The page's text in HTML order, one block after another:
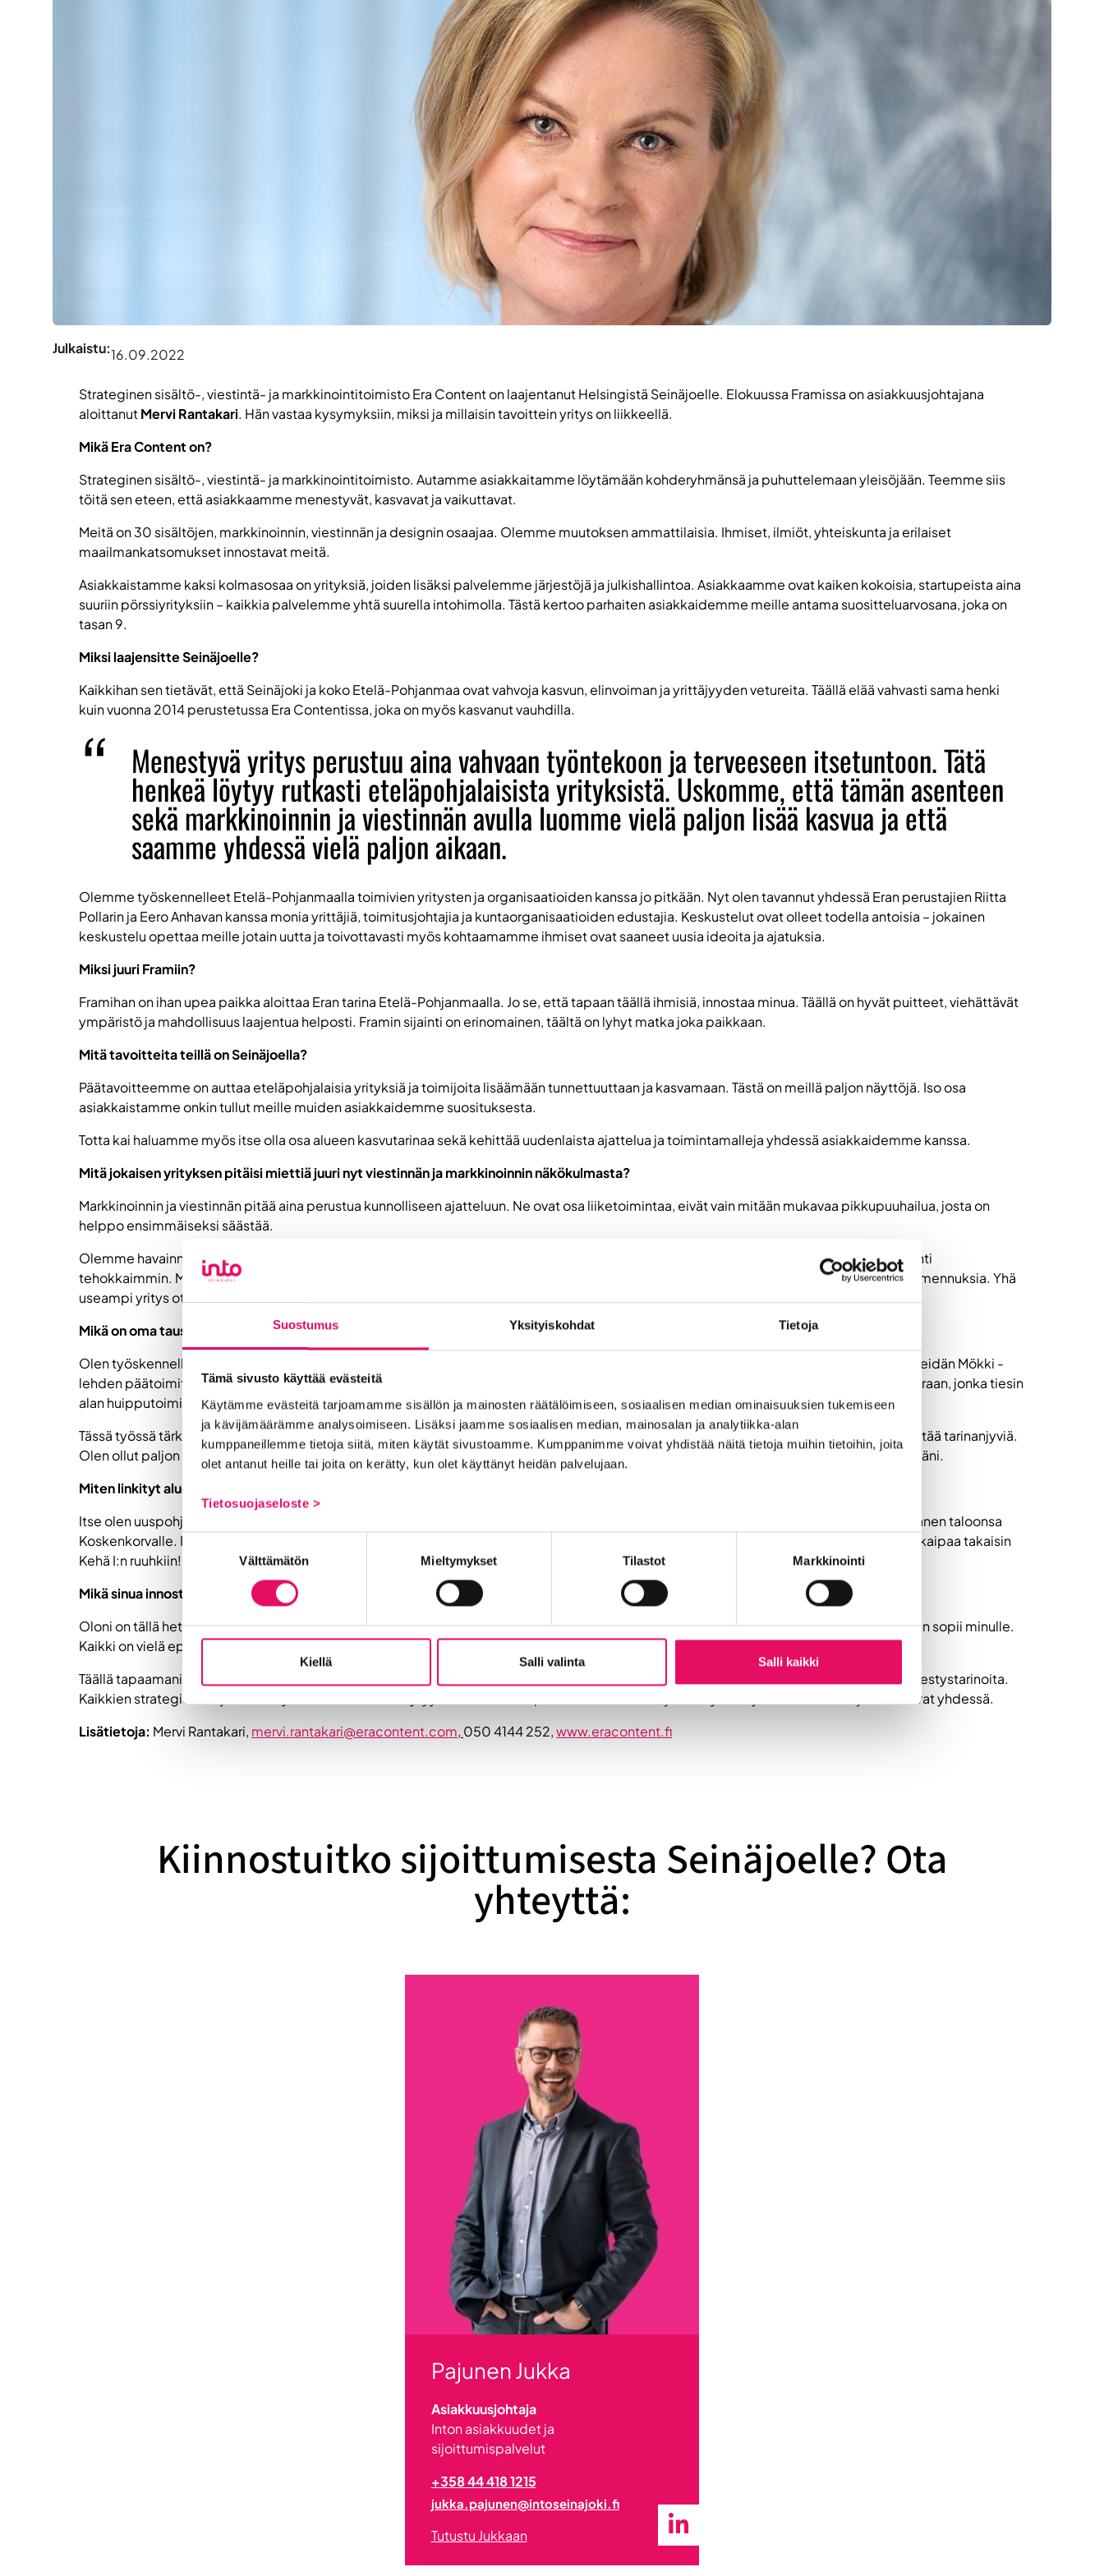
Suostumus Yksityiskohdat Tietoja
Tämä sivusto käyttää evästeitä
Käytämme evästeitä tarjoamamme sisällön ja mainosten räätälöimiseen, sosiaalisen median ominaisuuksien tukemiseen
ja kävijämäärämme analysoimiseen. Lisäksi jaamme sosiaalisen median, mainosalan ja analytiikka-alan
kumppaneillemme tietoja siitä, miten käytät sivustoamme. Kumppanimme voivat yhdistää näitä tietoja muihin tietoihin, joita
olet antanut heille tai joita on kerätty, kun olet käyttänyt heidän palvelujaan.
Tietosuojaseloste >
Välttämätön Mieltymykset Tilastot Markkinointi
Kiellä Salli valinta Salli kaikki
Julkaistu:16.09.2022
Strateginen sisältö-, viestintä- ja markkinointitoimisto Era Content on laajentanut Helsingistä Seinäjoelle. Elokuussa Framissa on asiakkuusjohtajana
aloittanutMervi Rantakari. Hän vastaa kysymyksiin, miksi ja millaisin tavoittein yritys on liikkeellä.
Mikä Era Content on?
Strateginen sisältö-, viestintä- ja markkinointitoimisto. Autamme asiakkaitamme löytämään kohderyhmänsä ja puhuttelemaan yleisöjään. Teemme siis
töitä sen eteen, että asiakkaamme menestyvät, kasvavat ja vaikuttavat.
Meitä on 30 sisältöjen, markkinoinnin, viestinnän ja designin osaajaa. Olemme muutoksen ammattilaisia. Ihmiset, ilmiöt, yhteiskunta ja erilaiset
maailmankatsomukset innostavat meitä.
Asiakkaistamme kaksi kolmasosaa on yrityksiä, joiden lisäksi palvelemme järjestöjä ja julkishallintoa. Asiakkaamme ovat kaiken kokoisia, startupeista aina
suuriin pörssiyrityksiin – kaikkia palvelemme yhtä suurella intohimolla. Tästä kertoo parhaiten asiakkaidemme meille antama suositteluarvosana, joka on
tasan 9.
Miksi laajensitte Seinäjoelle?
Kaikkihan sen tietävät, että Seinäjoki ja koko Etelä-Pohjanmaa ovat vahvoja kasvun, elinvoiman ja yrittäjyyden vetureita. Täällä elää vahvasti sama henki
kuin vuonna 2014 perustetussa Era Contentissa, joka on myös kasvanut vauhdilla.
Menestyvä yritys perustuu aina vahvaan työntekoon ja terveeseen itsetuntoon. Tätä
henkeä löytyy rutkasti eteläpohjalaisista yrityksistä. Uskomme, että tämän asenteen
sekä markkinoinnin ja viestinnän avulla luomme vielä paljon lisää kasvua ja että
saamme yhdessä vielä paljon aikaan.
Olemme työskennelleet Etelä-Pohjanmaalla toimivien yritysten ja organisaatioiden kanssa jo pitkään. Nyt olen tavannut yhdessä Eran perustajien Riitta
Pollarin ja Eero Anhavan kanssa monia yrittäjiä, toimitusjohtajia ja kuntaorganisaatioiden edustajia. Keskustelut ovat olleet todella antoisia – jokainen
keskustelu opettaa meille jotain uutta ja toivottavasti myös kohtaamamme ihmiset ovat saaneet uusia ideoita ja ajatuksia.
Miksi juuri Framiin?
Framihan on ihan upea paikka aloittaa Eran tarina Etelä-Pohjanmaalla. Jo se, että tapaan täällä ihmisiä, innostaa minua. Täällä on hyvät puitteet, viehättävät
ympäristö ja mahdollisuus laajentua helposti. Framin sijainti on erinomainen, täältä on lyhyt matka joka paikkaan.
Mitä tavoitteita teillä on Seinäjoella?
Päätavoitteemme on auttaa eteläpohjalaisia yrityksiä ja toimijoita lisäämään tunnettuuttaan ja kasvamaan. Tästä on meillä paljon näyttöjä. Iso osa
asiakkaistamme onkin tullut meille muiden asiakkaidemme suosituksesta.
Totta kai haluamme myös itse olla osa alueen kasvutarinaa sekä kehittää uudenlaista ajattelua ja toimintamalleja yhdessä asiakkaidemme kanssa.
Mitä jokaisen yrityksen pitäisi miettiä juuri nyt viestinnän ja markkinoinnin näkökulmasta?
Markkinoinnin ja viestinnän pitää aina perustua kunnolliseen ajatteluun. Ne ovat osa liiketoimintaa, eivät vain mitään mukavaa pikkupuuhailua, josta on
helppo ensimmäiseksi säästää.
Olemme havainneet, että organisaatiot miettivät nyt paljon kumppanoitumista: mistä löytää oikeaa osaamista ja kuinka hoitaa markkinointi
tehokkaimmin. Meiltä tilataan paljon bränditöitä, johdon konsultointia, erilaisia strategioita, sisältö- ja somesuunnitelmia sekä viestintävalmennuksia. Yhä
useampi yritys ottaa meitä vuokratyöntekijän oman tiiminsä vahvistukseksi tai ulkoistaa jonkin osan toiminnoistaan meille.
Mikä on oma taustasi ja mitkä ovat vahvuutesi asiakkaiden auttamisessa?
Olen työskennellyt mediataloissa parikymmentä vuotta – aluksi Hesarin kesätoimittajana, myöhemmin Rakennuslehden toimittajana ja Meidän Mökki -
lehden päätoimittajana. Toimituksesta siirryin sisältömarkkinoinnin pariin A-lehdissä. Halusin kehittää itseäni edelleen, ja siksi hain töihin Eraan, jonka tiesin
alan huipputoimistoksi.
Tässä työssä tärkeää on luontainen uteliaisuus. Omat vahvuuteni ovat toimittajalle luontainen uteliaisuus, kyky nähdä kokonaisuuksia ja löytää tarinanjyviä.
Olen ollut paljon tekemisissä rakentamisen ja asumisen toimialojen parissa, mutta yrittäjyys itsessään alasta riippumatta on lähellä sydäntäni.
Miten linkityt alueeseemme ja miksi tällainen valinta?
Itse olen uuspohjalainen, mutta mieheni on aito eteläpohjalainen, syntyjään Peräseinäjoelta. Kun pandemia alkoi, muutimme Tuusulasta hänen taloonsa
Koskenkorvalle. Ihastuin eteläpohjalaiseen elämäntyyliin ja alueeseen ja nyt asun vakituisesti Ilmajoella. Viihdyn täällä erinomaisesti enkä kaipaa takaisin
Kehä I:n ruuhkiin!
Mikä sinua innostaa eniten juuri nyt?
Oloni on tällä hetkellä kuin koululaisella syksyisin, tuntuu kuin aloittaisin uutta opiskeluvaihetta – ja niinhän nyt teenkin. Uuden starttaaminen sopii minulle.
Kaikki on vielä epäselvää, mutta sitkeällä työnteolla ja perusteellisella ajattelulla pääsemme eteenpäin.
Täällä tapaamani ihmiset sekä upeiden tarinoiden yritykset saavat minut innostumaan ja häkeltymään – täällä on luotu uskomattomia menestystarinoita.
Kaikkien strategioiden ja menestystarinoiden takaa löytyy aina bisneksen perusasia eli ihmiset, jotka löytävät yhteisen sävelen ja onnistuvat yhdessä.
Lisätietoja: Mervi Rantakari, mervi.rantakari@eracontent.com, 050 4144 252,www.eracontent.fi
Kiinnostuitko sijoittumisesta Seinäjoelle? Ota
yhteyttä:
Pajunen Jukka
Asiakkuusjohtaja
Inton asiakkuudet ja
sijoittumispalvelut
+358 44 418 1215
jukka.pajunen@intoseinajoki.fi
Tutustu Jukkaan